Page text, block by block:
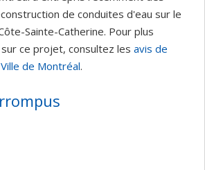
de conduites d'eau sur le
Sainte-Catherine. Pour plus
ce projet, consultez les avis de
de Montréal.